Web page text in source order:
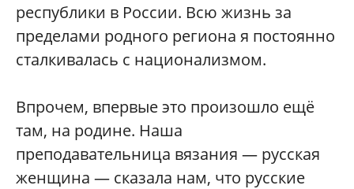
республики в России. Всю жизнь за
пределами родного региона я постоянно
сталкивалась с национализмом.
Впрочем, впервые это произошло ещё
там, на родине. Наша
преподавательница вязания — русская
женщина — сказала нам, что русские